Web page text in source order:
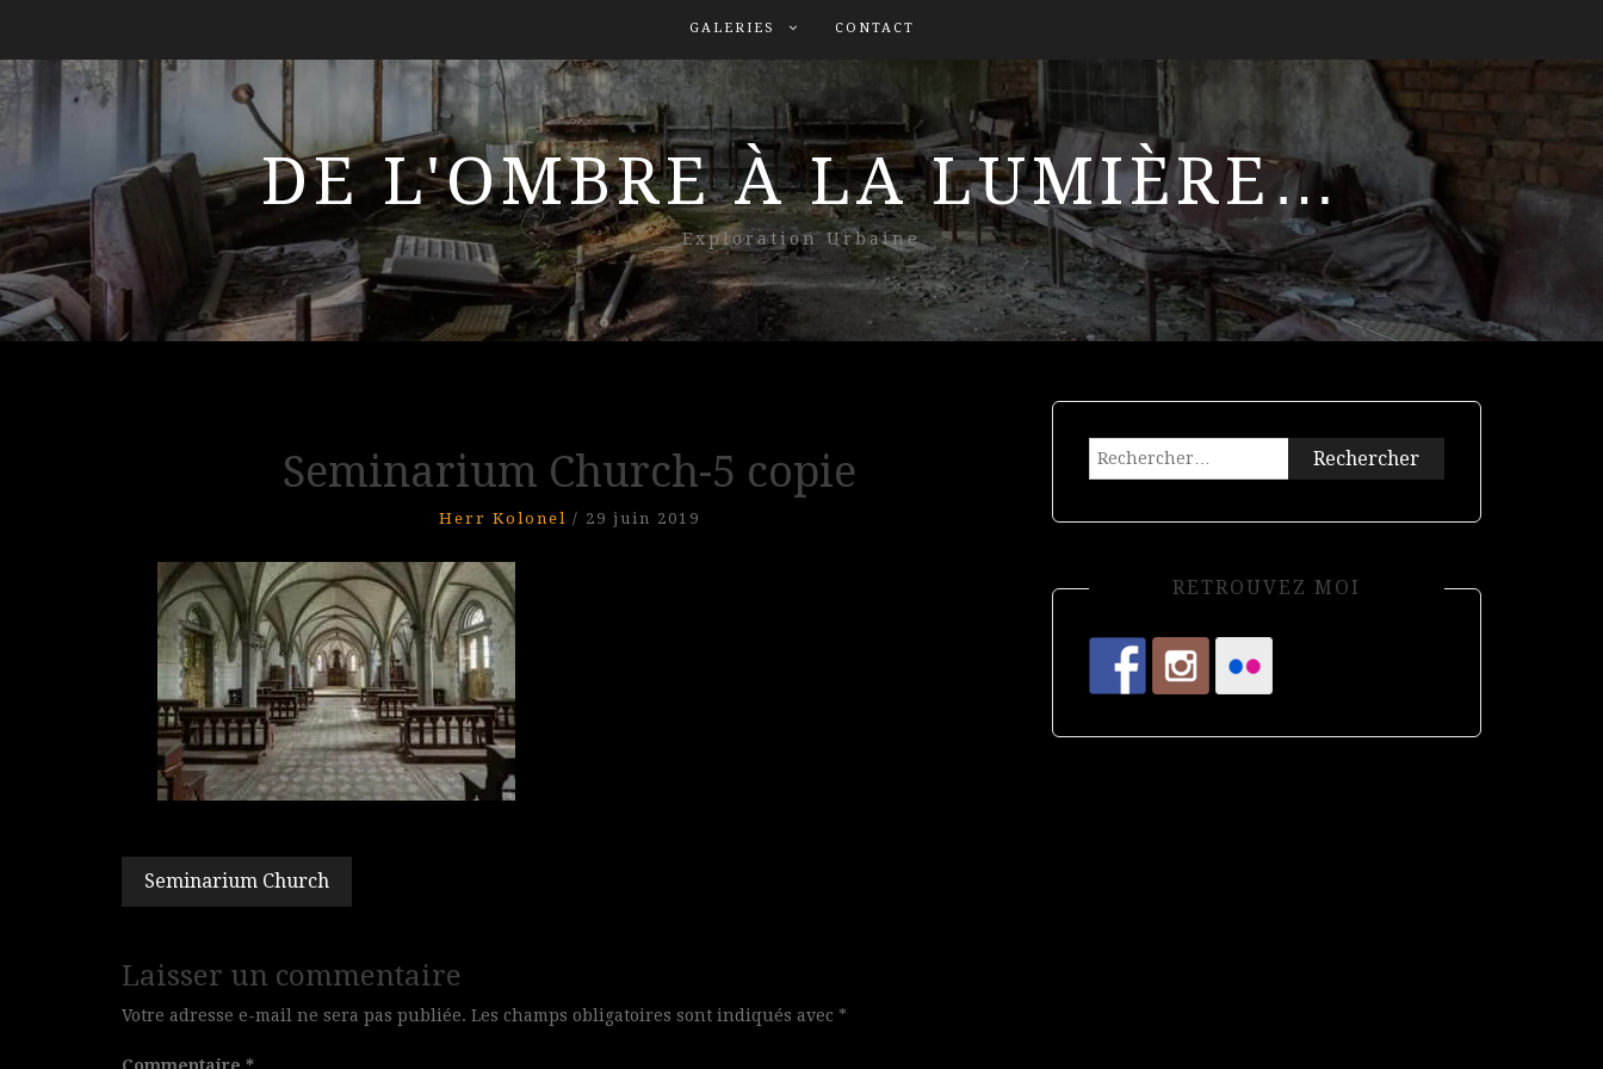
GALERIES CONTACT
DE L'OMBRE À LA LUMIÈRE…
Exploration Urbaine
Seminarium Church-5 copie
Herr Kolonel / 29 juin 2019
Navigation
de
l’article
Seminarium Church
Laisser un commentaire
Votre adresse e-mail ne sera pas publiée. Les champs obligatoires sont indiqués avec *
Rechercher :
RETROUVEZ MOI